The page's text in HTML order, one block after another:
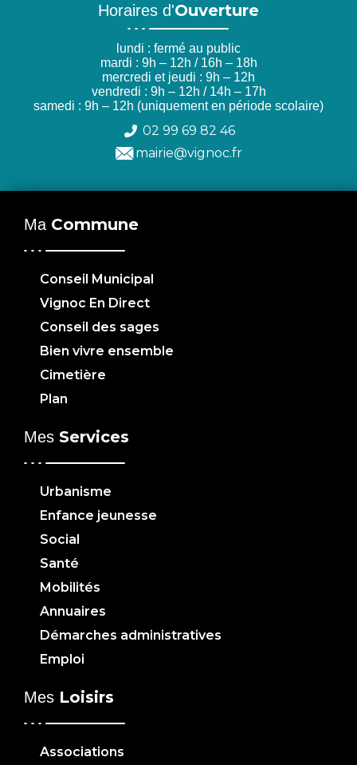
Horaires d'Ouverture
lundi : fermé au public
mardi : 9h – 12h / 16h – 18h
mercredi et jeudi : 9h – 12h
vendredi : 9h – 12h / 14h – 17h
samedi : 9h – 12h (uniquement en période scolaire)
02 99 69 82 46
mairie@vignoc.fr
Ma Commune
Conseil Municipal
Vignoc En Direct
Conseil des sages
Bien vivre ensemble
Cimetière
Plan
Mes Services
Urbanisme
Enfance jeunesse
Social
Santé
Mobilités
Annuaires
Démarches administratives
Emploi
Mes Loisirs
Associations